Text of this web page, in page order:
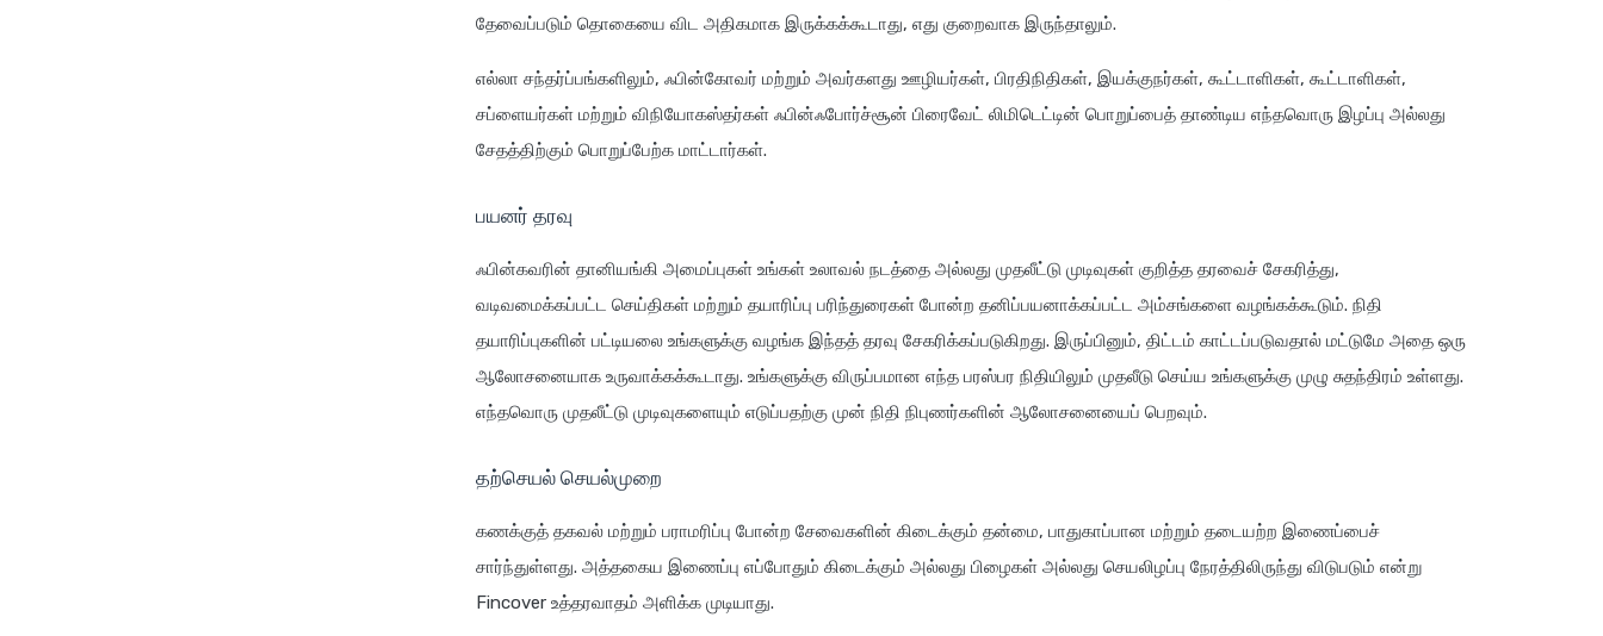
தேவைப்படும் தொகையை விட அதிகமாக இருக்கக்கூடாது, எது குறைவாக இருந்தாலும்.
எல்லா சந்தர்ப்பங்களிலும், ஃபின்கோவர் மற்றும் அவர்களது ஊழியர்கள், பிரதிநிதிகள், இயக்குநர்கள், கூட்டாளிகள், கூட்டாளிகள்,
சப்ளையர்கள் மற்றும் விநியோகஸ்தர்கள் ஃபின்ஃபோர்ச்சூன் பிரைவேட் லிமிடெட்டின் பொறுப்பைத் தாண்டிய எந்தவொரு இழப்பு அல்லது
சேதத்திற்கும் பொறுப்பேற்க மாட்டார்கள்.
பயனர் தரவு
ஃபின்கவரின் தானியங்கி அமைப்புகள் உங்கள் உலாவல் நடத்தை அல்லது முதலீட்டு முடிவுகள் குறித்த தரவைச் சேகரித்து,
வடிவமைக்கப்பட்ட செய்திகள் மற்றும் தயாரிப்பு பரிந்துரைகள் போன்ற தனிப்பயனாக்கப்பட்ட அம்சங்களை வழங்கக்கூடும். நிதி
தயாரிப்புகளின் பட்டியலை உங்களுக்கு வழங்க இந்தத் தரவு சேகரிக்கப்படுகிறது. இருப்பினும், திட்டம் காட்டப்படுவதால் மட்டுமே அதை ஒரு
ஆலோசனையாக உருவாக்கக்கூடாது. உங்களுக்கு விருப்பமான எந்த பரஸ்பர நிதியிலும் முதலீடு செய்ய உங்களுக்கு முழு சுதந்திரம் உள்ளது.
எந்தவொரு முதலீட்டு முடிவுகளையும் எடுப்பதற்கு முன் நிதி நிபுணர்களின் ஆலோசனையைப் பெறவும்.
தற்செயல் செயல்முறை
கணக்குத் தகவல் மற்றும் பராமரிப்பு போன்ற சேவைகளின் கிடைக்கும் தன்மை, பாதுகாப்பான மற்றும் தடையற்ற இணைப்பைச்
சார்ந்துள்ளது. அத்தகைய இணைப்பு எப்போதும் கிடைக்கும் அல்லது பிழைகள் அல்லது செயலிழப்பு நேரத்திலிருந்து விடுபடும் என்று
Fincover உத்தரவாதம் அளிக்க முடியாது.